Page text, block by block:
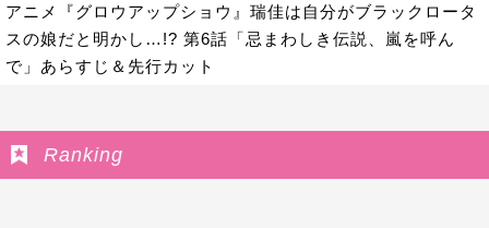
アニメ『グロウアップショウ』瑞佳は自分がブラックロータ
スの娘だと明かし…!? 第6話「忌まわしき伝説、嵐を呼ん
で」あらすじ＆先行カット
Ranking